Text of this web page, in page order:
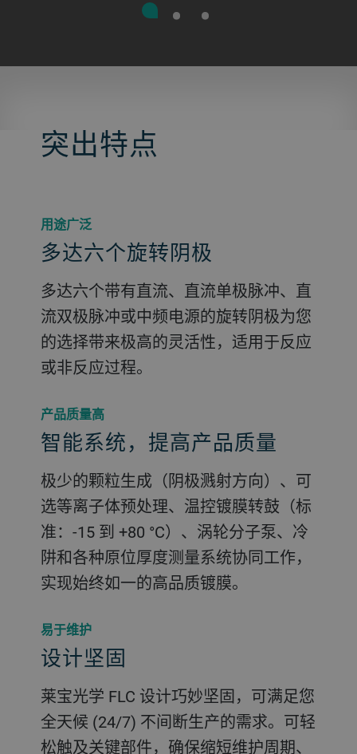
突出特点
用途广泛
多达六个旋转阴极
多达六个带有直流、直流单极脉冲、直
流双极脉冲或中频电源的旋转阴极为您
的选择带来极高的灵活性，适用于反应
或非反应过程。
产品质量高
智能系统，提高产品质量
极少的颗粒生成（阴极溅射方向）、可
选等离子体预处理、温控镀膜转鼓（标
准：-15 到 +80 °C）、涡轮分子泵、冷
阱和各种原位厚度测量系统协同工作，
实现始终如一的高品质镀膜。
易于维护
设计坚固
莱宝光学 FLC 设计巧妙坚固，可满足您
全天候 (24/7) 不间断生产的需求。可轻
松触及关键部件，确保缩短维护周期、